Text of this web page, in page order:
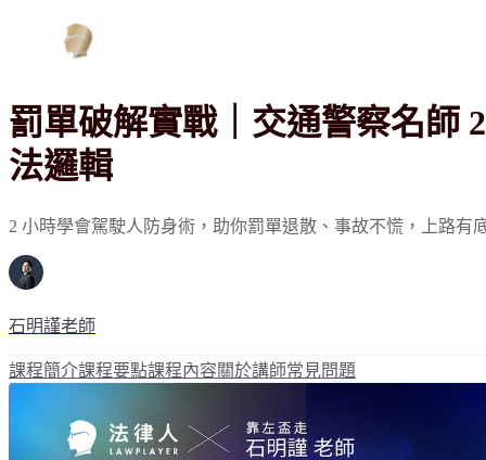
罰單破解實戰｜交通警察名師
法邏輯
2 小時學會駕駛人防身術，助你罰單退散、事故不慌，上路有
石明謹老師
課程簡介課程要點課程內容關於講師常見問題